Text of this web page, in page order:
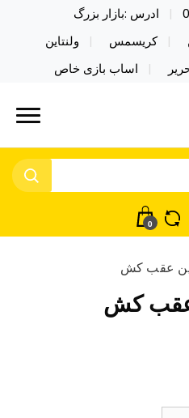
ادرس :بازار بزرگ
کریسمس
ولنتاین
اساب بازی خاص
لوازم هالووین
اکسسوری
بازی تراول ماگ نایکر
ولن تاین کادویی
واردات مستقیم
0
عقب کش
کش